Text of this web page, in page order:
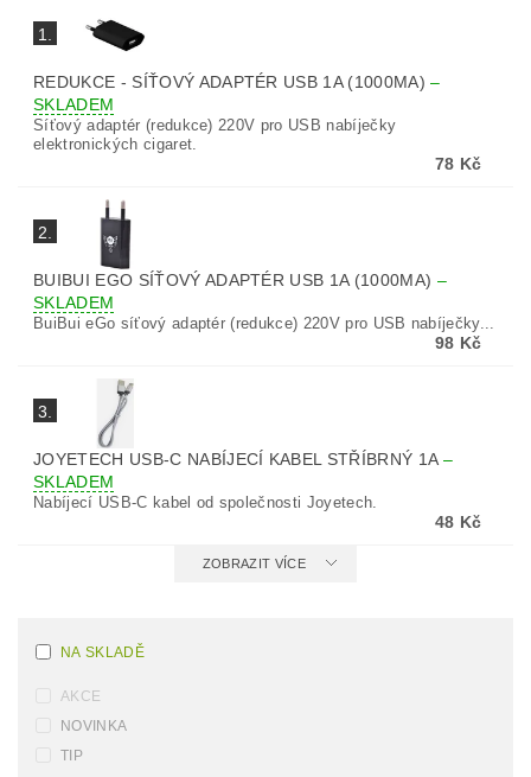
1.
REDUKCE - SÍŤOVÝ ADAPTÉR USB 1A (1000MA)–
SKLADEM
Síťový adaptér (redukce) 220V pro USB nabíječky
elektronických cigaret.
78 Kč
2.
BUIBUI EGO SÍŤOVÝ ADAPTÉR USB 1A (1000MA) –
SKLADEM
BuiBui eGo síťový adaptér (redukce) 220V pro USB nabíječky...
98 Kč
3.
JOYETECH USB-C NABÍJECÍ KABEL STŘÍBRNÝ 1A –
SKLADEM
Nabíjecí USB-C kabel od společnosti Joyetech.
48 Kč
ZOBRAZIT VÍCE
NA SKLADĚ
AKCE
NOVINKA
TIP